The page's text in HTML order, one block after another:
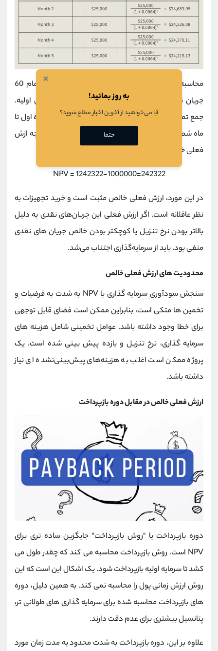
محاسبه کامل ارزش فعلی برابر است با ارزش فعلی تمام 60
جریان نقدی آتی، منهای یک میلیون دلار سرمایه گذاری اولیه.
جمع تمام اعداد موجود در ستون سوم جدول فوق (از ماه اول تا
ماه شصتم)، برابر خواهد بود با 1/242/322 دلار. در نتیجه ازش
فعلی خالص برابر می شود با:
NPV = 1242322-1000000=242322
در این مورد، ارزش فعلی خالص مثبت است و خرید تجهیزات به
نظر عاقلانه است. اگر ارزش فعلی این جریان‌های نقدی به دلیل
بالاتر بودن نرخ تنزیل یا کوچکتر بودن خالص جریان های نقدی
منفی بود، باید از سرمایه‌گذاری اجتناب می‌شد.
محدودیت های ارزش فعلی خالص
سنجش سودآوری سرمایه گذاری با NPV به شدت به فرضیات و
تخمین ها متکی است، بنابراین ممکن است فضای قابل توجهی
برای خطا وجود داشته باشد. عوامل تخمینی شامل هزینه های
سرمایه گذاری، نرخ تنزیل و بازده پیش بینی شده است. یک
پروژه ممکن است اغلب به هزینه‌های پیش‌بینی‌نشده ای نیاز
داشته باشد.
ارزش فعلی خالص در مقابل دوره بازپرداخت
دوره بازپرداخت یا "روش بازپرداخت" جایگزین ساده تری برای
NPV است. روش بازپرداخت محاسبه می کند که چقدر طول می
کشد تا سرمایه اولیه بازپرداخت شود. یک اشکال این است که این
روش ارزش زمانی پول را محاسبه نمی کند. به همین دلیل، دوره
های بازپرداخت محاسبه شده برای سرمایه گذاری های طولانی تر،
پتانسیل بیشتری برای عدم دقت دارند.
علاوه بر این، دوره بازپرداخت به شدت محدود به مدت زمان مورد
×
به روز بمانید!
آیا می‌خواهید از آخرین اخبار مطلع شوید؟
حتما